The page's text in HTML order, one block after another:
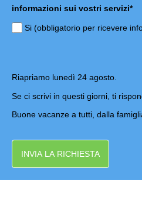
informazioni sui vostri servizi*
Si (obbligatorio per ricevere
Riapriamo lunedì 24 agosto.
Se ci scrivi in questi giorni, ti
Buone vacanze a tutti, dalla
INVIA LA RICHIESTA